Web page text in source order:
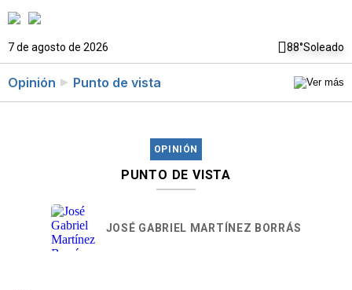
7 de agosto de 2026 88°Soleado
Opinión Punto de vista
OPINIÓN
PUNTO DE VISTA
JOSÉ GABRIEL MARTÍNEZ BORRÁS